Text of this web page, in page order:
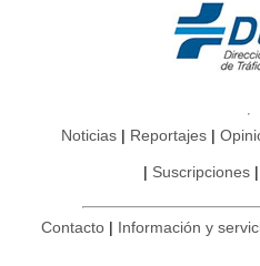
Noticias Reportajes
Suscripciones
Contacto Información y